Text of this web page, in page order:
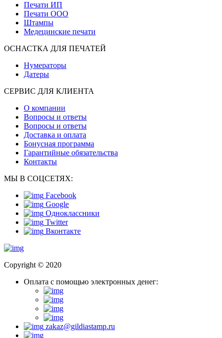
Печати ИП
Печати ООО
Штампы
Медецинские печати
ОСНАСТКА ДЛЯ ПЕЧАТЕЙ
Нумераторы
Датеры
СЕРВИС ДЛЯ КЛИЕНТА
О компании
Вопросы и ответы
Вопросы и ответы
Доставка и оплата
Бонусная программа
Гарантийные обязательства
Контакты
МЫ В СОЦСЕТЯХ:
Facebook
Google
Одноклассники
Twitter
Вконтакте
Copyright © 2020
Оплата с помощью электронных денег:
zakaz@gildiastamp.ru